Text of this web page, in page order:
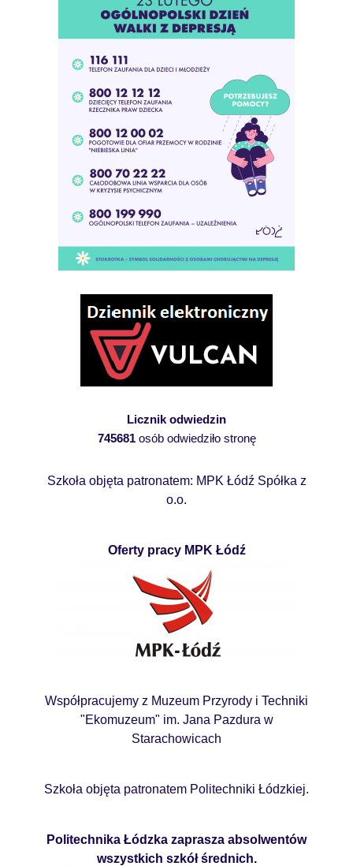
Licznik odwiedzin
745681osób odwiedziło stronę
Szkoła objęta patronatem: MPK Łódź Spółka z
o.o.
Oferty pracy MPK Łódź
Współpracujemy z Muzeum Przyrody i Techniki
"Ekomuzeum" im. Jana Pazdura w
Starachowicach
Szkoła objęta patronatem Politechniki Łódzkiej.
Politechnika Łódzka zaprasza absolwentów
wszystkich szkół średnich.